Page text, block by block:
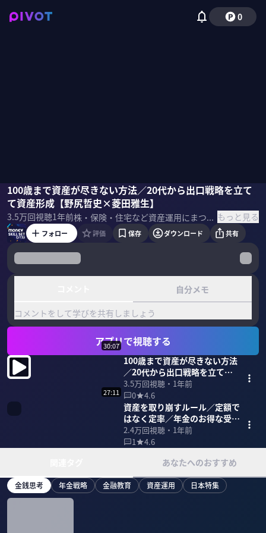
0
100歳まで資産が尽きない方法／20代から出口戦略を立て
て資産形成【野尻哲史×菱田雅生】
3.5万回視聴1年前 株・保険・住宅など資産運用にまつわるスキルセットを一流のプロの講義を受けて学ぶMONEY SKILL SETの応用編。今回は「100歳まで安心の資産戦略」をフィンウェル研究所代表の野尻哲史さんと正直FPの菱田雅生さん解説。前編では、現役世代に向けた資産形成術を教える。 ＜ゲスト＞ 野尻哲史（フィンウェル研究所 代表） もっと見る
菱田雅生野尻哲史国山ハセン
フォロー 評価 保存 ダウンロード 共有
自分メモ
コメントをして学びを共有しましょう
アプリで視聴する
30:07
100歳まで資産が尽きない方法
／20代から出口戦略を立てて
資産形成【野尻哲史×菱田雅
生】
3.5万回視聴・ 1年前
0
4.6
27:11
資産を取り崩すルール／定額で
はなく定率／年金のお得な受け
取り方／100歳まで安心【野尻
哲史×菱田雅生】
2.4万回視聴・ 1年前
1
4.6
あなたへのおすすめ
金銭思考 年金戦略 金融教育 資産運用 日本特集